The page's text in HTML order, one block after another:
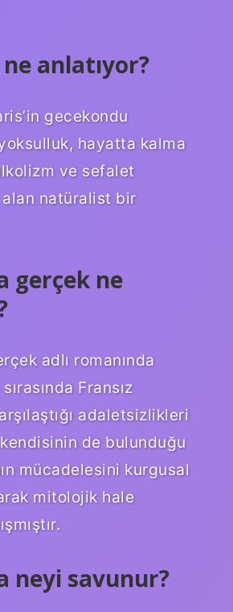
anlatıyor?
gecekondu
hayatta kalma
ve sefalet
natüralist bir
gerçek ne
adlı romanında
Fransız
adaletsizlikleri
de bulunduğu
mücadelesini kurgusal
mitolojik hale
neyi savunur?